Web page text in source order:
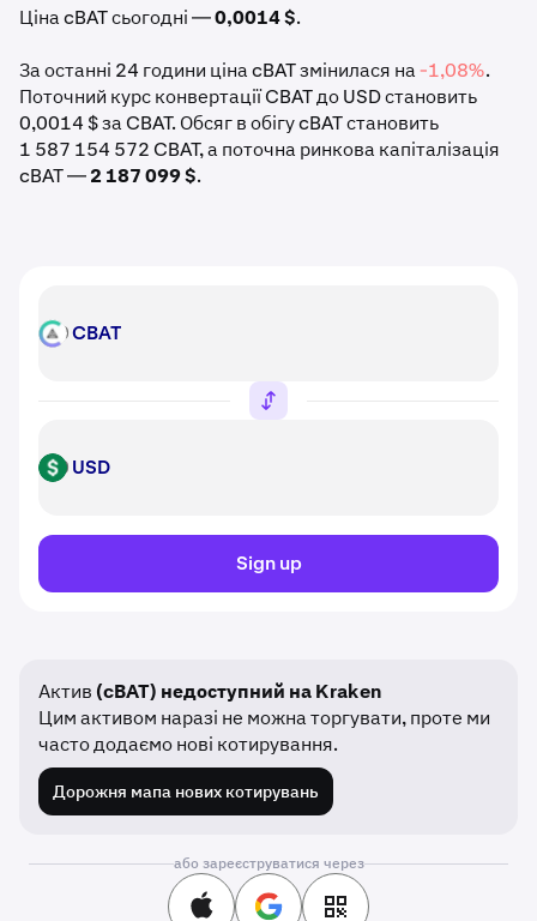
Ціна cBAT сьогодні —0,0014 $.
За останні 24 години ціна cBAT змінилася на-1,08%.
Поточний курс конвертації CBAT до USD становить
0,0014 $ за CBAT. Обсяг в обігу cBAT становить
1 587 154 572 CBAT, а поточна ринкова капіталізація
cBAT —2 187 099 $.
CBAT CBAT
USD USD
Sign up
Актив (cBAT) недоступний на Kraken
Цим активом наразі не можна торгувати, проте ми
часто додаємо нові котирування.
Дорожня мапа нових котирувань
або зареєструватися через